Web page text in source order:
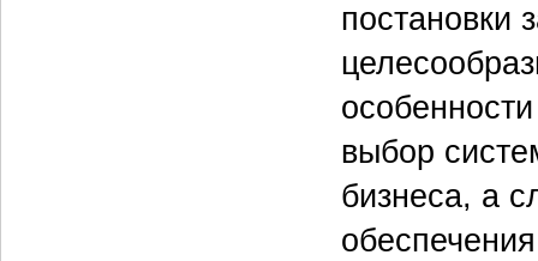
постановки
выбор
бизнеса, а